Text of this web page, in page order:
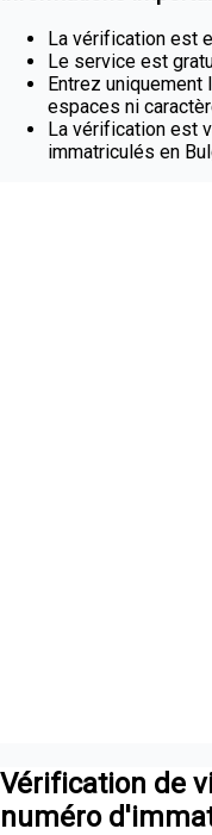
La vérification est
Le service est
Entrez
espaces ni
La vérification est
immatriculés en
Vérification de
numéro